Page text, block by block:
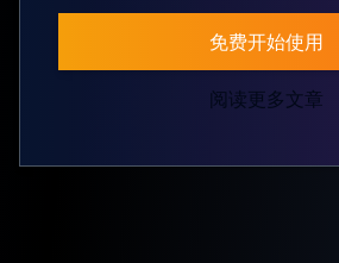
免费开始使用
阅读更多文章